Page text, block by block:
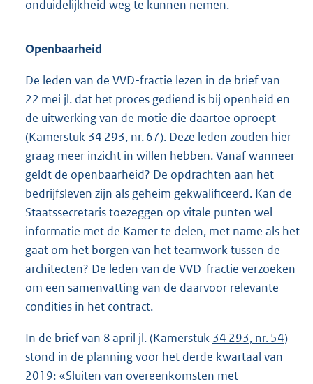
onduidelijkheid weg te kunnen nemen.
Openbaarheid
De leden van de VVD-fractie lezen in de brief van
22 mei jl. dat het proces gediend is bij openheid en
de uitwerking van de motie die daartoe oproept
(Kamerstuk 34 293, nr. 67). Deze leden zouden hier
graag meer inzicht in willen hebben. Vanaf wanneer
geldt de openbaarheid? De opdrachten aan het
bedrijfsleven zijn als geheim gekwalificeerd. Kan de
Staatssecretaris toezeggen op vitale punten wel
informatie met de Kamer te delen, met name als het
gaat om het borgen van het teamwork tussen de
architecten? De leden van de VVD-fractie verzoeken
om een samenvatting van de daarvoor relevante
condities in het contract.
In de brief van 8 april jl. (Kamerstuk 34 293, nr. 54)
stond in de planning voor het derde kwartaal van
2019: «Sluiten van overeenkomsten met